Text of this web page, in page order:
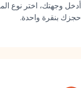
أدخل وجهتك، اختر نوع
حجزك بنقرة واحدة.